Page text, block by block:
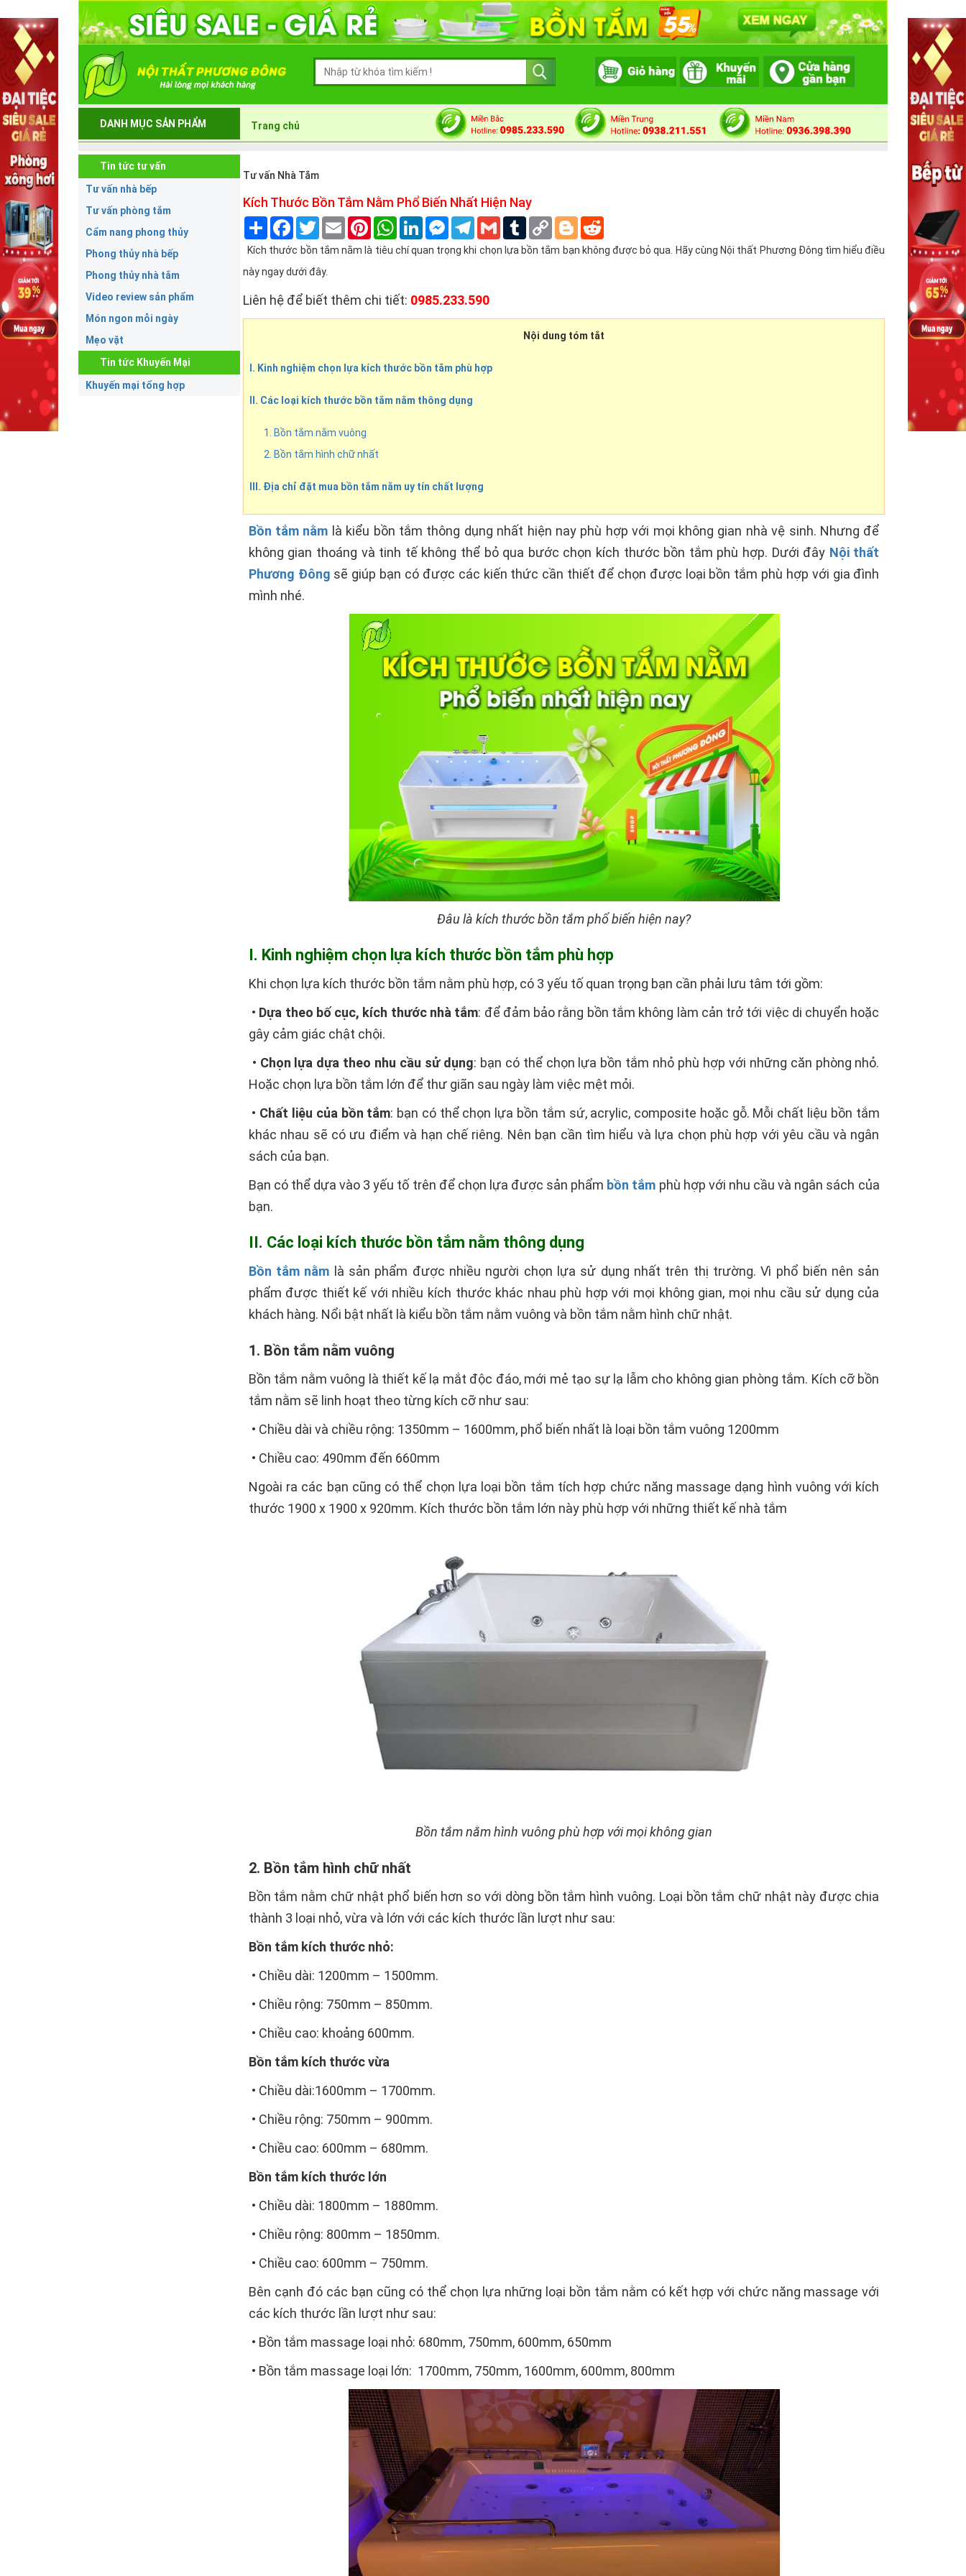
DANH MỤC SẢN PHẨM Trang chủ
Tin tức tư vấn
Tư vấn nhà bếp
Tư vấn phòng tắm
Cẩm nang phong thủy
Phong thủy nhà bếp
Phong thủy nhà tắm
Video review sản phẩm
Món ngon mỗi ngày
Mẹo vặt
Tin tức Khuyến Mại
Khuyến mại tổng hợp
Tư vấn Nhà Tắm
Kích Thước Bồn Tắm Nằm Phổ Biến Nhất Hiện Nay
Share FacebookTwitterEmail PinterestWhatsAppLinkedInMessengerTelegram
Gmail TumblrCopy
Link
Blogger
Kích thước bồn tắm nằm là tiêu chí quan trọng khi chọn lựa bồn tắm bạn không được bỏ qua. Hãy cùng Nội thất Phương Đông tìm hiểu điều
này ngay dưới đây.
Liên hệ để biết thêm chi tiết: 0985.233.590
Nội dung tóm tắt
I. Kinh nghiệm chọn lựa kích thước bồn tắm phù hợp
II. Các loại kích thước bồn tắm nằm thông dụng
1. Bồn tắm nằm vuông
2. Bồn tắm hình chữ nhất
III. Địa chỉ đặt mua bồn tắm nằm uy tín chất lượng
Bồn tắm nằm là kiểu bồn tắm thông dụng nhất hiện nay phù hợp với mọi không gian nhà vệ sinh. Nhưng để
không gian thoáng và tinh tế không thể bỏ qua bước chọn kích thước bồn tắm phù hợp. Dưới đây Nội thất
Phương Đông sẽ giúp bạn có được các kiến thức cần thiết để chọn được loại bồn tắm phù hợp với gia đình
mình nhé.
Đâu là kích thước bồn tắm phổ biến hiện nay?
I. Kinh nghiệm chọn lựa kích thước bồn tắm phù hợp
Khi chọn lựa kích thước bồn tắm nằm phù hợp, có 3 yếu tố quan trọng bạn cần phải lưu tâm tới gồm:
• Dựa theo bố cục, kích thước nhà tắm: để đảm bảo rằng bồn tắm không làm cản trở tới việc di chuyển hoặc
gây cảm giác chật chội.
• Chọn lựa dựa theo nhu cầu sử dụng: bạn có thể chọn lựa bồn tắm nhỏ phù hợp với những căn phòng nhỏ.
Hoặc chọn lựa bồn tắm lớn để thư giãn sau ngày làm việc mệt mỏi.
• Chất liệu của bồn tắm: bạn có thể chọn lựa bồn tắm sứ, acrylic, composite hoặc gỗ. Mỗi chất liệu bồn tắm
khác nhau sẽ có ưu điểm và hạn chế riêng. Nên bạn cần tìm hiểu và lựa chọn phù hợp với yêu cầu và ngân
sách của bạn.
Bạn có thể dựa vào 3 yếu tố trên để chọn lựa được sản phẩm bồn tắm phù hợp với nhu cầu và ngân sách của
bạn.
II. Các loại kích thước bồn tắm nằm thông dụng
Bồn tắm nằm là sản phẩm được nhiều người chọn lựa sử dụng nhất trên thị trường. Vì phổ biến nên sản
phẩm được thiết kế với nhiều kích thước khác nhau phù hợp với mọi không gian, mọi nhu cầu sử dụng của
khách hàng. Nổi bật nhất là kiểu bồn tắm nằm vuông và bồn tắm nằm hình chữ nhật.
1. Bồn tắm nằm vuông
Bồn tắm nằm vuông là thiết kế lạ mắt độc đáo, mới mẻ tạo sự lạ lẫm cho không gian phòng tắm. Kích cỡ bồn
tắm nằm sẽ linh hoạt theo từng kích cỡ như sau:
• Chiều dài và chiều rộng: 1350mm – 1600mm, phổ biến nhất là loại bồn tắm vuông 1200mm
• Chiều cao: 490mm đến 660mm
Ngoài ra các bạn cũng có thể chọn lựa loại bồn tắm tích hợp chức năng massage dạng hình vuông với kích
thước 1900 x 1900 x 920mm. Kích thước bồn tắm lớn này phù hợp với những thiết kế nhà tắm
Bồn tắm nằm hình vuông phù hợp với mọi không gian
2. Bồn tắm hình chữ nhất
Bồn tắm nằm chữ nhật phổ biến hơn so với dòng bồn tắm hình vuông. Loại bồn tắm chữ nhật này được chia
thành 3 loại nhỏ, vừa và lớn với các kích thước lần lượt như sau:
Bồn tắm kích thước nhỏ:
• Chiều dài: 1200mm – 1500mm.
• Chiều rộng: 750mm – 850mm.
• Chiều cao: khoảng 600mm.
Bồn tắm kích thước vừa
• Chiều dài:1600mm – 1700mm.
• Chiều rộng: 750mm – 900mm.
• Chiều cao: 600mm – 680mm.
Bồn tắm kích thước lớn
• Chiều dài: 1800mm – 1880mm.
• Chiều rộng: 800mm – 1850mm.
• Chiều cao: 600mm – 750mm.
Bên cạnh đó các bạn cũng có thể chọn lựa những loại bồn tắm nằm có kết hợp với chức năng massage với
các kích thước lần lượt như sau:
• Bồn tắm massage loại nhỏ: 680mm, 750mm, 600mm, 650mm
• Bồn tắm massage loại lớn: 1700mm, 750mm, 1600mm, 600mm, 800mm